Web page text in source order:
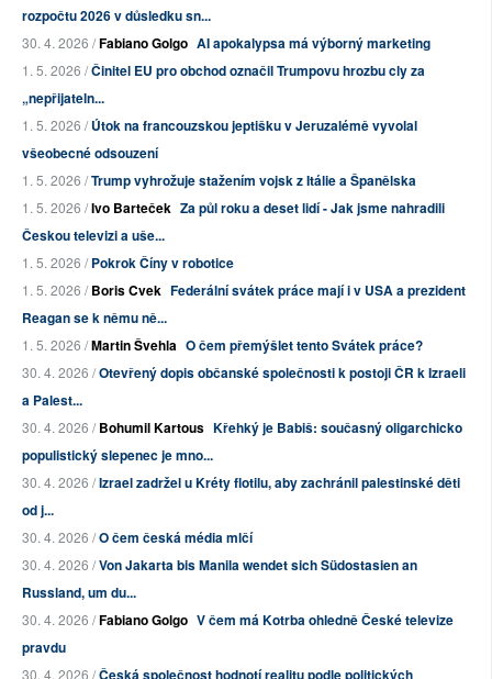
rozpočtu 2026 v důsledku sn...
30. 4. 2026 /Fabiano Golgo AI apokalypsa má výborný marketing
1. 5. 2026 /Činitel EU pro obchod označil Trumpovu hrozbu cly za
„nepřijateln...
1. 5. 2026 /Útok na francouzskou jeptišku v Jeruzalémě vyvolal
všeobecné odsouzení
1. 5. 2026 /Trump vyhrožuje stažením vojsk z Itálie a Španělska
1. 5. 2026 /Ivo Barteček Za půl roku a deset lidí - Jak jsme nahradili
Českou televizi a uše...
1. 5. 2026 /Pokrok Číny v robotice
1. 5. 2026 /Boris Cvek Federální svátek práce mají i v USA a prezident
Reagan se k němu ně...
1. 5. 2026 /Martin Švehla O čem přemýšlet tento Svátek práce?
30. 4. 2026 /Otevřený dopis občanské společnosti k postoji ČR k Izraeli
a Palest...
30. 4. 2026 /Bohumil Kartous Křehký je Babiš: současný oligarchicko
populistický slepenec je mno...
30. 4. 2026 /Izrael zadržel u Kréty flotilu, aby zachránil palestinské děti
od j...
30. 4. 2026 /O čem česká média mlčí
30. 4. 2026 /Von Jakarta bis Manila wendet sich Südostasien an
Russland, um du...
30. 4. 2026 /Fabiano Golgo V čem má Kotrba ohledně České televize
pravdu
30. 4. 2026 /Česká společnost hodnotí realitu podle politických